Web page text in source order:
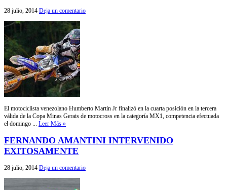
28 julio, 2014 Deja un comentario
El motociclista venezolano Humberto Martín Jr finalizó en la cuarta posición en la tercera
válida de la Copa Minas Gerais de motocross en la categoría MX1, competencia efectuada
el domingo ... Leer Más »
FERNANDO AMANTINI INTERVENIDO
EXITOSAMENTE
28 julio, 2014 Deja un comentario